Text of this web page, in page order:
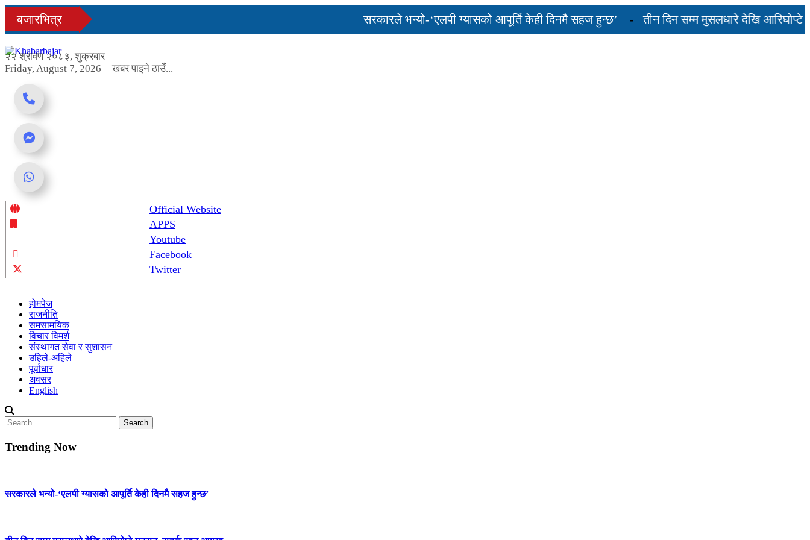
Skip
content
बजारभित्र सरकारले भन्यो-‘एलपी ग्यासको आपूर्ति केही दिनमै सहज हुन्छ’
तीन दिन सम्म मुसलधारे देखि आरिघोप्टे
२२ श्रावण २०८३, शुक्रबार
Friday, August 7, 2026
खबर पाइने ठाउँ...
Online News Portal
Official Website
APPS
Youtube
Facebook
Twitter
होमपेज
राजनीति
समसामयिक
विचार विमर्श
संस्थागत सेवा र सुशासन
उहिले-अहिले
पूर्वाधार
अवसर
English
Search
for:
Trending Now
सरकारले भन्यो-‘एलपी ग्यासको आपूर्ति केही दिनमै सहज हुन्छ’